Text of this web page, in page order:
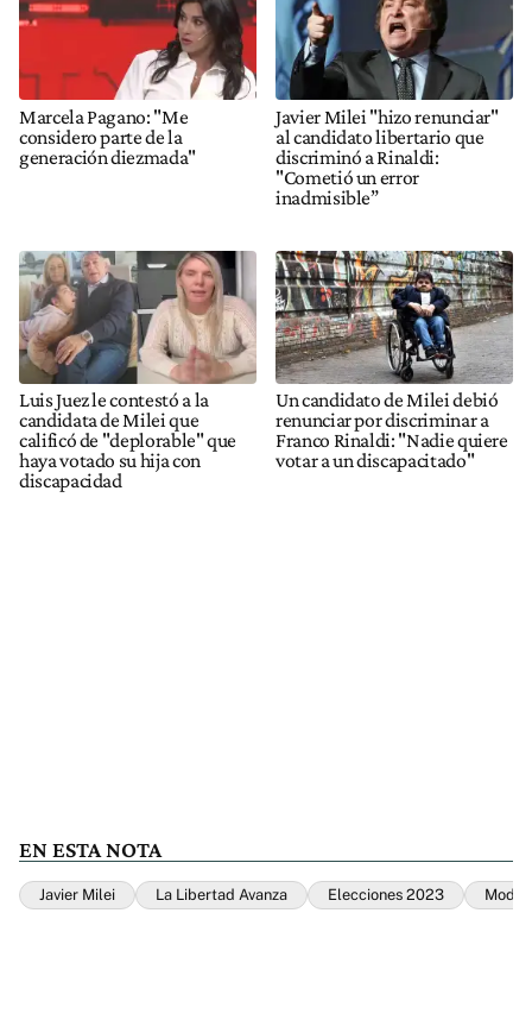
Marcela Pagano: "Me
considero parte de la
generación diezmada"
Javier Milei "hizo renunciar"
al candidato libertario que
discriminó a Rinaldi:
"Cometió un error
inadmisible”
Luis Juez le contestó a la
candidata de Milei que
calificó de "deplorable" que
haya votado su hija con
discapacidad
Un candidato de Milei debió
renunciar por discriminar a
Franco Rinaldi: "Nadie quiere
votar a un discapacitado"
EN ESTA NOTA
Javier Milei La Libertad Avanza Elecciones 2023 Modo